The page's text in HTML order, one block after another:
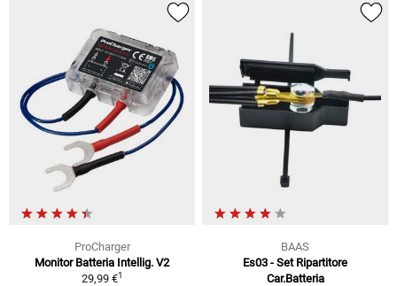
ProCharger
Monitor Batteria Intellig. V2
29,99 €1
BAAS
Es03 - Set Ripartitore
Car.Batteria